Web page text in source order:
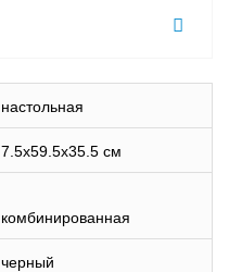
настольная
7.5х59.5х35.5 см
комбинированная
черный